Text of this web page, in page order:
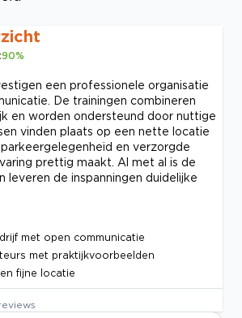
90%
een professionele organisatie
De trainingen combineren
en worden ondersteund door nuttige
vinden plaats op een nette locatie
en verzorgde
prettig maakt. Al met al is de
leveren de inspanningen duidelijke
met open communicatie
met praktijkvoorbeelden
fijne locatie